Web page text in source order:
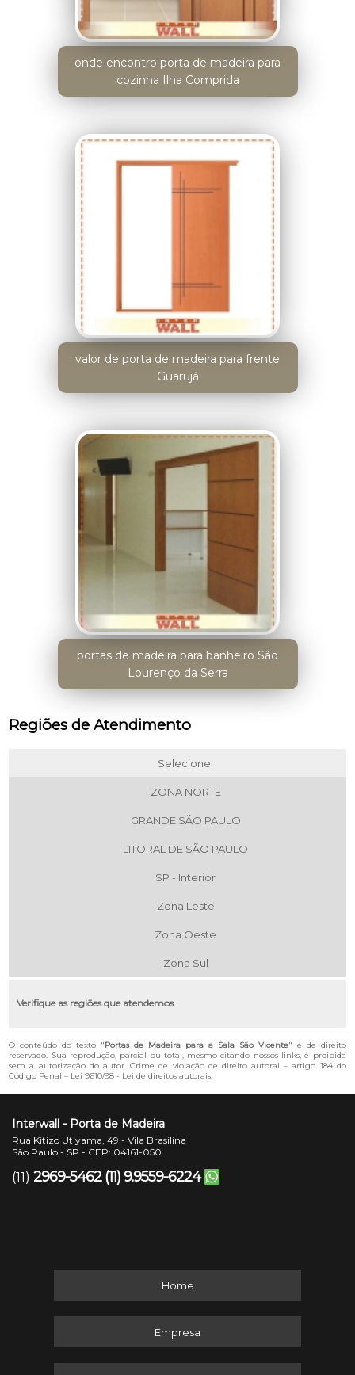
onde encontro porta de madeira para
cozinha Ilha Comprida
valor de porta de madeira para frente
Guarujá
portas de madeira para banheiro São
Lourenço da Serra
Regiões de Atendimento
Selecione:
ZONA NORTE
GRANDE SÃO PAULO
LITORAL DE SÃO PAULO
SP - Interior
Zona Leste
Zona Oeste
Zona Sul
Verifique as regiões que atendemos
O conteúdo do texto "Portas de Madeira para a Sala São Vicente" é de direito
reservado. Sua reprodução, parcial ou total, mesmo citando nossos links, é proibida
sem a autorização do autor. Crime de violação de direito autoral – artigo 184 do
Código Penal – Lei 9610/98 - Lei de direitos autorais.
Interwall - Porta de Madeira
Rua Kitizo Utiyama, 49 - Vila Brasilina
São Paulo - SP - CEP: 04161-050
(11) 2969-5462 (11) 9.9559-6224
Home
Empresa